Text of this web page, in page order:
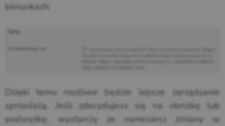
kierunkach:
Dzięki temu możliwe będzie lepsze zarządzanie
sprzedażą. Jeśli zdecydujesz się na obniżkę lub
podwyżkę, wystarczy że naniesiesz zmiany w